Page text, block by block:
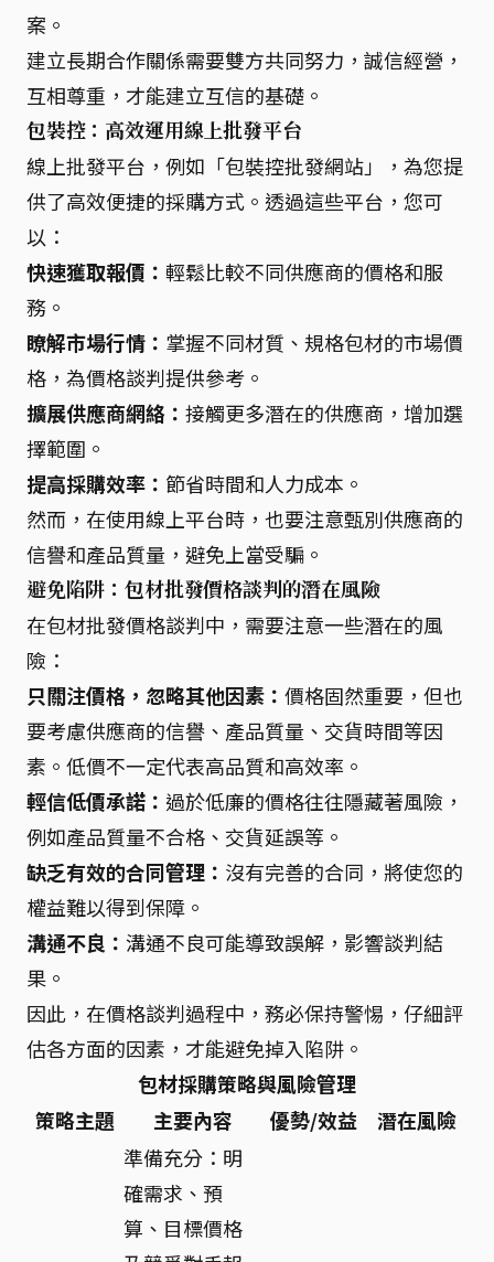
案。
建立長期合作關係需要雙方共同努力，誠信經營，
互相尊重，才能建立互信的基礎。
包裝控：高效運用線上批發平台
線上批發平台，例如「包裝控批發網站」，為您提
供了高效便捷的採購方式。透過這些平台，您可
以：
快速獲取報價： 輕鬆比較不同供應商的價格和服
務。
瞭解市場行情： 掌握不同材質、規格包材的市場價
格，為價格談判提供參考。
擴展供應商網絡： 接觸更多潛在的供應商，增加選
擇範圍。
提高採購效率： 節省時間和人力成本。
然而，在使用線上平台時，也要注意甄別供應商的
信譽和產品質量，避免上當受騙。
避免陷阱：包材批發價格談判的潛在風險
在包材批發價格談判中，需要注意一些潛在的風
險：
只關注價格，忽略其他因素： 價格固然重要，但也
要考慮供應商的信譽、產品質量、交貨時間等因
素。低價不一定代表高品質和高效率。
輕信低價承諾： 過於低廉的價格往往隱藏著風險，
例如產品質量不合格、交貨延誤等。
缺乏有效的合同管理： 沒有完善的合同，將使您的
權益難以得到保障。
溝通不良： 溝通不良可能導致誤解，影響談判結
果。
因此，在價格談判過程中，務必保持警惕，仔細評
估各方面的因素，才能避免掉入陷阱。
包材採購策略與風險管理
策略主題
主要內容 優勢/效益 潛在風險
準備充分：明
確需求、預
算、目標價格